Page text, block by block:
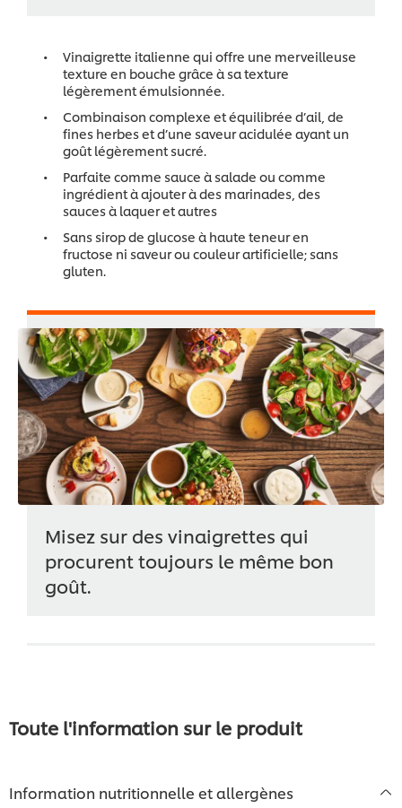
Vinaigrette italienne qui offre une merveilleuse
texture en bouche grâce à sa texture
légèrement émulsionnée.
Combinaison complexe et équilibrée d’ail, de
fines herbes et d’une saveur acidulée ayant un
goût légèrement sucré.
Parfaite comme sauce à salade ou comme
ingrédient à ajouter à des marinades, des
sauces à laquer et autres
Sans sirop de glucose à haute teneur en
fructose ni saveur ou couleur artificielle; sans
gluten.
Misez sur des vinaigrettes qui
procurent toujours le même bon
goût.
Toute l'information sur le produit
Information nutritionnelle et allergènes